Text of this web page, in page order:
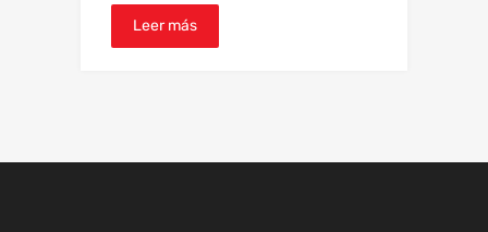
Leer más